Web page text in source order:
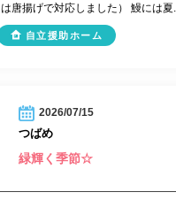
唐揚げで対応しました） 鰻には夏...
自立援助ホーム
2026/07/15
つばめ
緑輝く季節☆